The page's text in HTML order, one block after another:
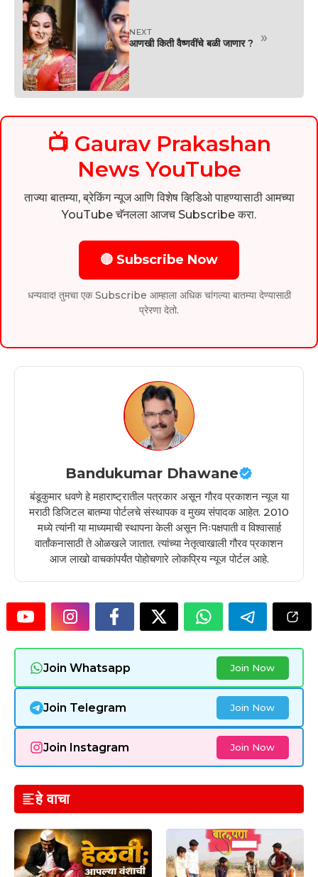
NEXT
आणखी किती वैष्णवींचे बळी जाणार ? »
📺 Gaurav Prakashan
News YouTube
ताज्या बातम्या, ब्रेकिंग न्यूज आणि विशेष व्हिडिओ पाहण्यासाठी आमच्या
YouTube चॅनलला आजच Subscribe करा.
🔴 Subscribe Now
धन्यवाद! तुमचा एक Subscribe आम्हाला अधिक चांगल्या बातम्या देण्यासाठी
प्रेरणा देतो.
Bandukumar Dhawane
बंडूकुमार धवणे हे महाराष्ट्रातील पत्रकार असून गौरव प्रकाशन न्यूज या
मराठी डिजिटल बातम्या पोर्टलचे संस्थापक व मुख्य संपादक आहेत. 2010
मध्ये त्यांनी या माध्यमाची स्थापना केली असून निःपक्षपाती व विश्वासार्ह
वार्तांकनासाठी ते ओळखले जातात. त्यांच्या नेतृत्वाखाली गौरव प्रकाशन
आज लाखो वाचकांपर्यंत पोहोचणारे लोकप्रिय न्यूज पोर्टल आहे.
Join Whatsapp Join Now
Join Telegram Join Now
Join Instagram Join Now
हे वाचा